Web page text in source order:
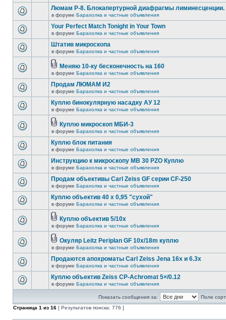
Люмам Р-8. Блокапертурной диафрагмы
в форуме Барахолка и частные объявления
Your Perfect Match Tonight in Your Town
в форуме Барахолка и частные объявления
Штатив микроскопа
в форуме Барахолка и частные объявления
Меняю 10-ку бесконечность на 160
в форуме Барахолка и частные объявления
Продам ЛЮМАМ И2
в форуме Барахолка и частные объявления
Куплю бинокулярную насадку АУ 12
в форуме Барахолка и частные объявления
Куплю микроскоп МБИ-3
в форуме Барахолка и частные объявления
Куплю блок питания
в форуме Барахолка и частные объявления
Инструкцию к микроскопу MB 30 PZO Куплю
в форуме Барахолка и частные объявления
Продам объективы Carl Zeiss GF серии CF-250
в форуме Барахолка и частные объявления
Куплю объектив 40 х 0,95 "сухой"
в форуме Барахолка и частные объявления
Куплю объектив 5/10х
в форуме Барахолка и частные объявления
Окуляр Leitz Periplan GF 10x/18m куплю
в форуме Барахолка и частные объявления
Продаются апохроматы Carl Zeiss Jena 16x и 6.3x
в форуме Барахолка и частные объявления
Куплю объектив Zeiss CP-Achromat 5×/0.12
в форуме Барахолка и частные объявления
Показать сообщения за:
Поле
Страница 1 из 16 [ Результатов поиска: 776 ]